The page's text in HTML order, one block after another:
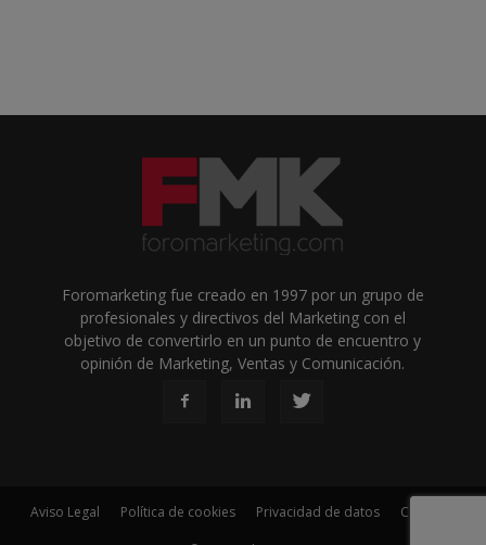
Foromarketing fue creado en 1997 por un grupo de
profesionales y directivos del Marketing con el
objetivo de convertirlo en un punto de encuentro y
opinión de Marketing, Ventas y Comunicación.
Aviso Legal Política de cookies Privacidad de datos Contacto